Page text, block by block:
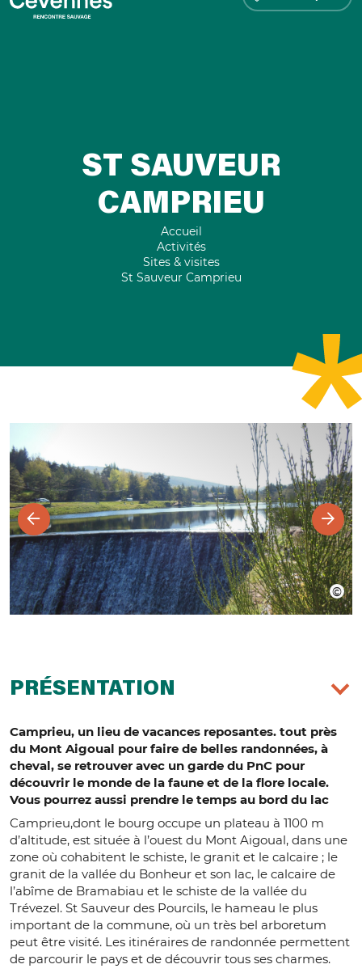
ST SAUVEUR
CAMPRIEU
Accueil
Activités
Sites & visites
St Sauveur Camprieu
PRÉSENTATION
Camprieu, un lieu de vacances reposantes. tout près
du Mont Aigoual pour faire de belles randonnées, à
cheval, se retrouver avec un garde du PnC pour
découvrir le monde de la faune et de la flore locale.
Vous pourrez aussi prendre le temps au bord du lac
Camprieu,dont le bourg occupe un plateau à 1100 m
d’altitude, est située à l’ouest du Mont Aigoual, dans une
zone où cohabitent le schiste, le granit et le calcaire ; le
granit de la vallée du Bonheur et son lac, le calcaire de
l’abîme de Bramabiau et le schiste de la vallée du
Trévezel. St Sauveur des Pourcils, le hameau le plus
important de la commune, où un très bel arboretum
peut être visité. Les itinéraires de randonnée permettent
de parcourir le pays et de découvrir tous ses charmes.